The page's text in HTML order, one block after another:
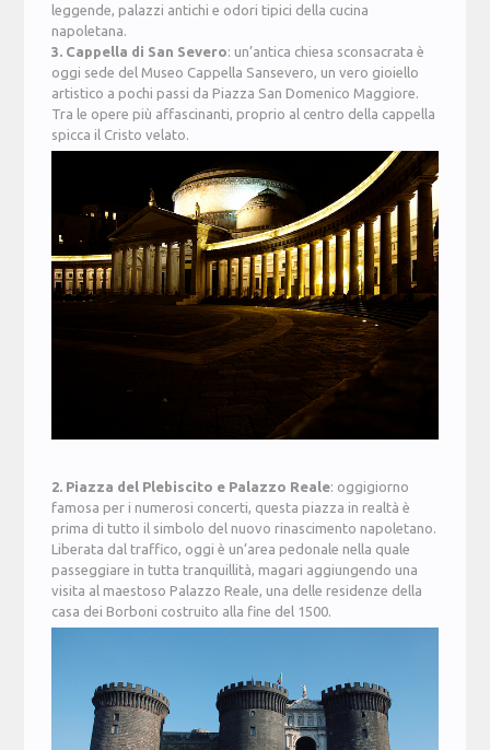
leggende, palazzi antichi e odori tipici della cucina
napoletana.
3. Cappella di San Severo: un’antica chiesa sconsacrata è
oggi sede del Museo Cappella Sansevero, un vero gioiello
artistico a pochi passi da Piazza San Domenico Maggiore.
Tra le opere più affascinanti, proprio al centro della cappella
spicca il Cristo velato.
2. Piazza del Plebiscito e Palazzo Reale: oggigiorno
famosa per i numerosi concerti, questa piazza in realtà è
prima di tutto il simbolo del nuovo rinascimento napoletano.
Liberata dal traffico, oggi è un’area pedonale nella quale
passeggiare in tutta tranquillità, magari aggiungendo una
visita al maestoso Palazzo Reale, una delle residenze della
casa dei Borboni costruito alla fine del 1500.